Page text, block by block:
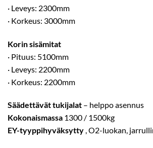
· Leveys: 2300mm
· Korkeus: 3000mm
Korin sisämitat
· Pituus: 5100mm
· Leveys: 2200mm
· Korkeus: 2200mm
Säädettävät tukijalat – helppo asennus
Kokonaismassa 1300 / 1500kg
EY-tyyppihyväksytty , O2-luokan,